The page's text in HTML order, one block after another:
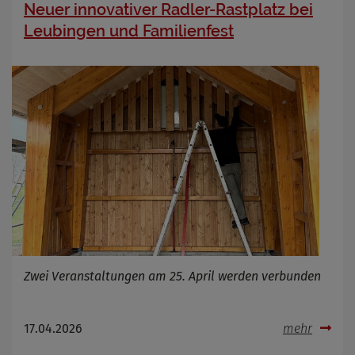
Neuer innovativer Radler-Rastplatz bei
Leubingen und Familienfest
Zwei Veranstaltungen am 25. April werden verbunden
17.04.2026 mehr
Zweck
Cookie Name
Infos schließen